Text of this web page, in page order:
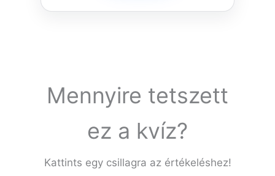
Mennyire tetszett
ez a kvíz?
Kattints egy csillagra az értékeléshez!